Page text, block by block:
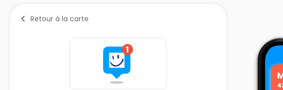
Retour à la carte